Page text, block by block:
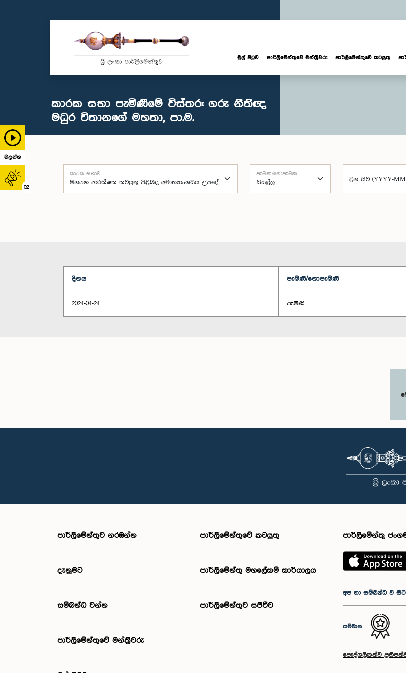
බලන්න
02
මුල් පිටුව පාර්ලි‌මේන්තුවේ මන්ත්‍රීවරු පාර්ලිමේන්තුවේ කටයුතු
කාරක සභා පැමිණීමේ විස්තර: ගරු නීතිඥ
මධුර විතානගේ මහතා, පා.ම.
කාරක සභාව පැමිණි/නොපැමිණි
දින සිට (YYYY-
දිනය පැමිණි/නොපැමිණි
2024-04-24 පැමිණි
පාර්ලි‌මේන්තුව නරඹන්න
දැනුමට
සම්බන්ධ වන්න
පාර්ලි‌මේන්තුවේ මන්ත්‍රීවරු
පාර්ලිමේන්තුවේ කටයුතු
පාර්ලිමේන්තු මහලේකම් කාර්යාලය
පාර්ලිමේන්තුව සජීවීව
පාර්ලිමේන්තු
අප හා සම්බන්ධ වී
සම්මාන
පෞද්ගලිකත්ව